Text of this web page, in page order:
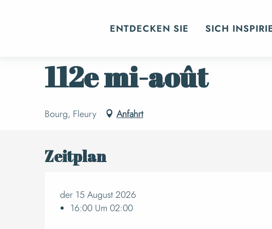
ENTDECKEN SIE SICH
112e mi-août
Bourg, Fleury Anfahrt
Zeitplan
der 15 August 2026
16:00 Um 02:00